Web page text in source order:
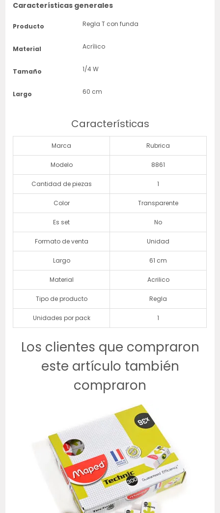
Características generales
Producto Regla T con funda
Material Acrílico
Tamaño 1/4 W
Largo 60 cm
Características
Marca Rubrica
Modelo 8861
Cantidad de piezas 1
Color Transparente
Es set No
Formato de venta Unidad
Largo 61 cm
Material Acrilico
Tipo de producto Regla
Unidades por pack 1
Los clientes que compraron
este artículo también
compraron